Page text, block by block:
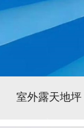
室外露天地坪